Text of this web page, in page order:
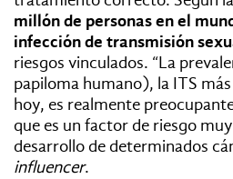
millón de personas en el
infección de transmisión
riesgos vinculados. “La
papiloma humano), la ITS
hoy, es realmente
que es un factor de riesgo
desarrollo de determinados
influencer.